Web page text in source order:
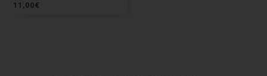
11,00€